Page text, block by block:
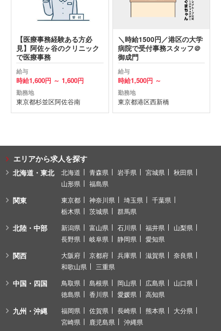
【医療事務経験ある方必
見】阿佐ヶ谷のクリニック
で医療事務
給与
時給1,600円 ～ 1,600円
勤務地
東京都杉並区阿佐谷南
＼時給1500円／港区の大学
病院で受付事務スタッフ＠
御成門
給与
時給1,500円 ～
勤務地
東京都港区西新橋
エリアから求人を探す
北海道・東北 北海道 青森県 岩手県 宮城県
秋田県
山形県
福島県
関東 東京都 神奈川県 埼玉県
千葉県
栃木県
茨城県 群馬県
北陸・中部 新潟県 富山県 石川県 福井県
山梨県
長野県
岐阜県 静岡県 愛知県
関西 大阪府 京都府 兵庫県 滋賀県
奈良県
和歌山県
三重県
中国・四国 鳥取県 島根県 岡山県 広島県
山口県
徳島県
香川県 愛媛県 高知県
九州・沖縄 福岡県 佐賀県 長崎県 熊本県
大分県
宮崎県
鹿児島県 沖縄県